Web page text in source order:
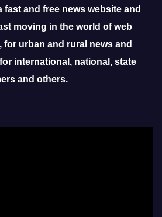
fast and free news website and
moving in the world of web
for urban and rural news and
international, national, state
and others.